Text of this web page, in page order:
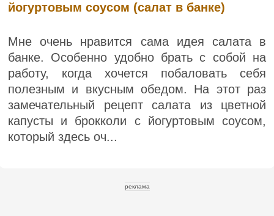
йогуртовым соусом (салат в банке)
Мне очень нравится сама идея салата в
банке. Особенно удобно брать с собой на
работу, когда хочется побаловать себя
полезным и вкусным обедом. На этот раз
замечательный рецепт салата из цветной
капусты и брокколи с йогуртовым соусом,
который здесь оч...
реклама